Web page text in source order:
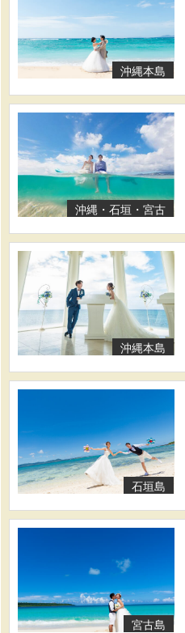
沖縄本島
沖縄・石垣・宮古
沖縄本島
石垣島
宮古島